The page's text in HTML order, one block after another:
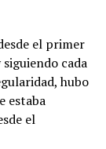
el primer
cada
hubo
estaba
el